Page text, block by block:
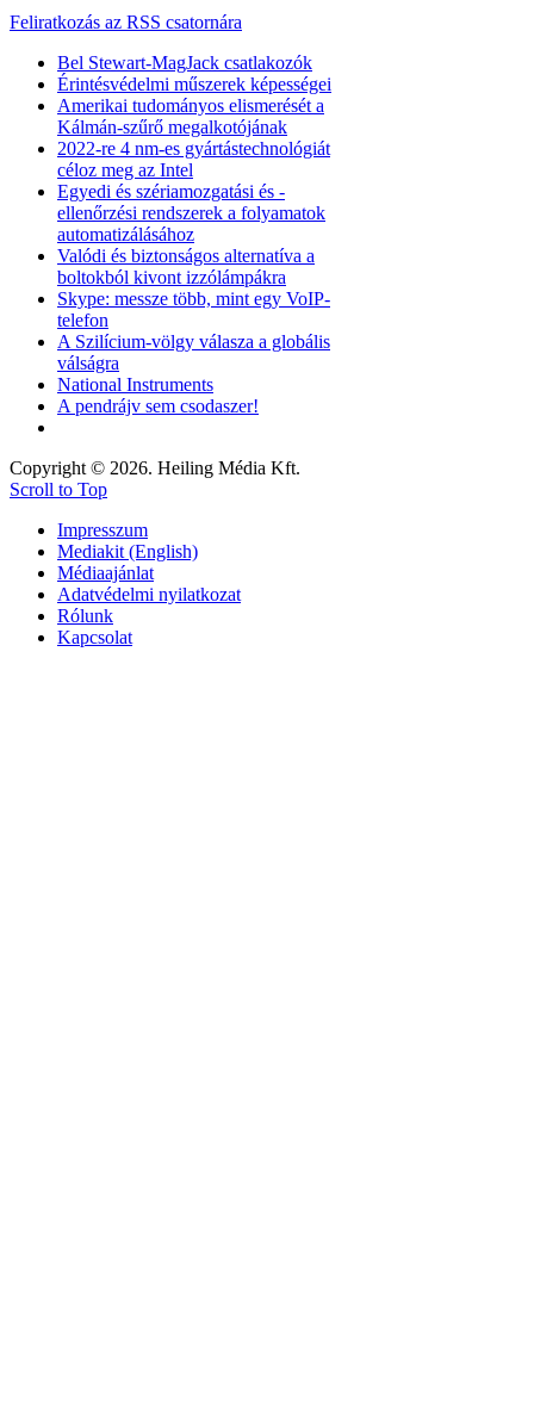
Feliratkozás az RSS csatornára
Bel Stewart-MagJack csatlakozók
Érintésvédelmi műszerek képességei
Amerikai tudományos elismerését a
Kálmán-szűrő megalkotójának
2022-re 4 nm-es gyártástechnológiát
céloz meg az Intel
Egyedi és szériamozgatási és -
ellenőrzési rendszerek a folyamatok
automatizálásához
Valódi és biztonságos alternatíva a
boltokból kivont izzólámpákra
Skype: messze több, mint egy VoIP-
telefon
A Szilícium-völgy válasza a globális
válságra
National Instruments
A pendrájv sem csodaszer!
Copyright © 2026. Heiling Média Kft.
Scroll to Top
Impresszum
Mediakit (English)
Médiaajánlat
Adatvédelmi nyilatkozat
Rólunk
Kapcsolat